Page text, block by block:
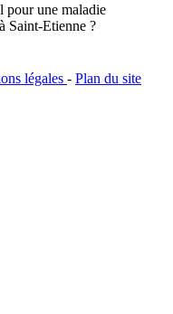
pour une maladie
Saint-Etienne ?
légales - Plan du site